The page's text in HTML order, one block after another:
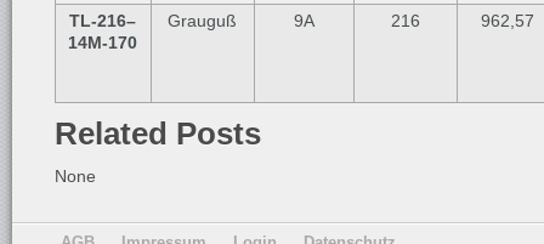
TL-216–
14M-170
Grauguß 9A 216 962,57
Related Posts
None